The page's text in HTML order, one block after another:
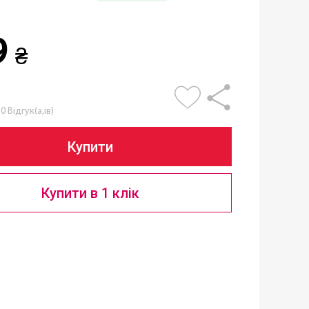
₴
0 Відгук(а,ів)
Купити
Купити в 1 клік